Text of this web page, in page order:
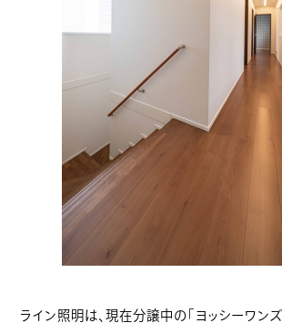
ライン照明は、現在分譲中の「ヨッシーワン